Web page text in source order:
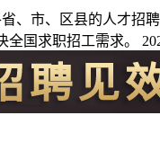
、市、区县的人才
国求职招工需求。